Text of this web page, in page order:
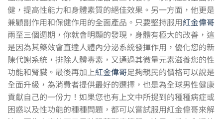
健，提高性能力和身體素質的絕佳效果。另一方面，他更是
兼顧副作用和保健作用的全面產品。只要堅持服用紅金偉哥
兩至三個週期，你就會明顯的發現，身體有極大的改善，這
是因為其藥效會直達人體內分泌系統發揮作用，優化您的新
陳代謝系統，排除人體毒素，又通過其微量元素滋養您的性
功能和腎臟。最後再加上紅金偉哥足夠親民的價格可以說是
全面升級，為消費者提供最好的選擇，也是為全球男性健康
貢獻自己的一份力！如果您也有上文中所提到的種種病症或
困惑以及性功能的種種問題，都可以嘗試服用紅金偉哥來解